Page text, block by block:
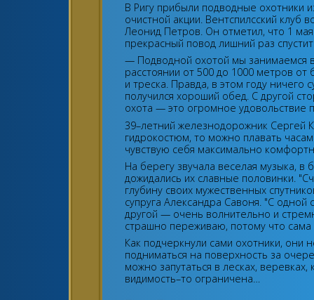
В Ригу прибыли подводные охотники
очистной акции. Вентспилсский клуб
Леонид Петров. Он отметил, что 1
прекрасный повод лишний раз
— Подводной охотой мы занимаемся
расстоянии от 500 до 1000 метров
и треска. Правда, в этом году
получился хороший обед. С другой
охота — это огромное удовольствие
39–летний железнодорожник Сергей
гидрокостюм, то можно плавать
чувствую себя максимально
На берегу звучала веселая музыка,
дожидались их славные половинки.
глубину своих мужественных
супруга Александра Савоня. "С
другой — очень волнительно и
страшно переживаю, потому что
Как подчеркнули сами охотники, они
подниматься на поверхность за
можно запутаться в лесках,
видимость–то ограничена…